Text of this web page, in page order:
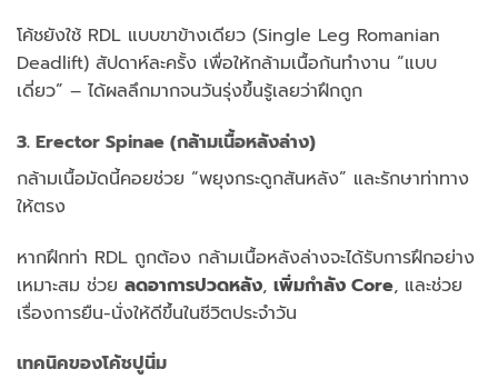
โค้ชยังใช้ RDL แบบขาข้างเดียว (Single Leg Romanian
Deadlift) สัปดาห์ละครั้ง เพื่อให้กล้ามเนื้อก้นทำงาน “แบบ
เดี่ยว” – ได้ผลลึกมากจนวันรุ่งขึ้นรู้เลยว่าฝึกถูก
3. Erector Spinae (กล้ามเนื้อหลังล่าง)
กล้ามเนื้อมัดนี้คอยช่วย “พยุงกระดูกสันหลัง” และรักษาท่าทาง
ให้ตรง
หากฝึกท่า RDL ถูกต้อง กล้ามเนื้อหลังล่างจะได้รับการฝึกอย่าง
เหมาะสม ช่วย ลดอาการปวดหลัง, เพิ่มกำลัง Core, และช่วย
เรื่องการยืน-นั่งให้ดีขึ้นในชีวิตประจำวัน
เทคนิคของโค้ชปูนิ่ม